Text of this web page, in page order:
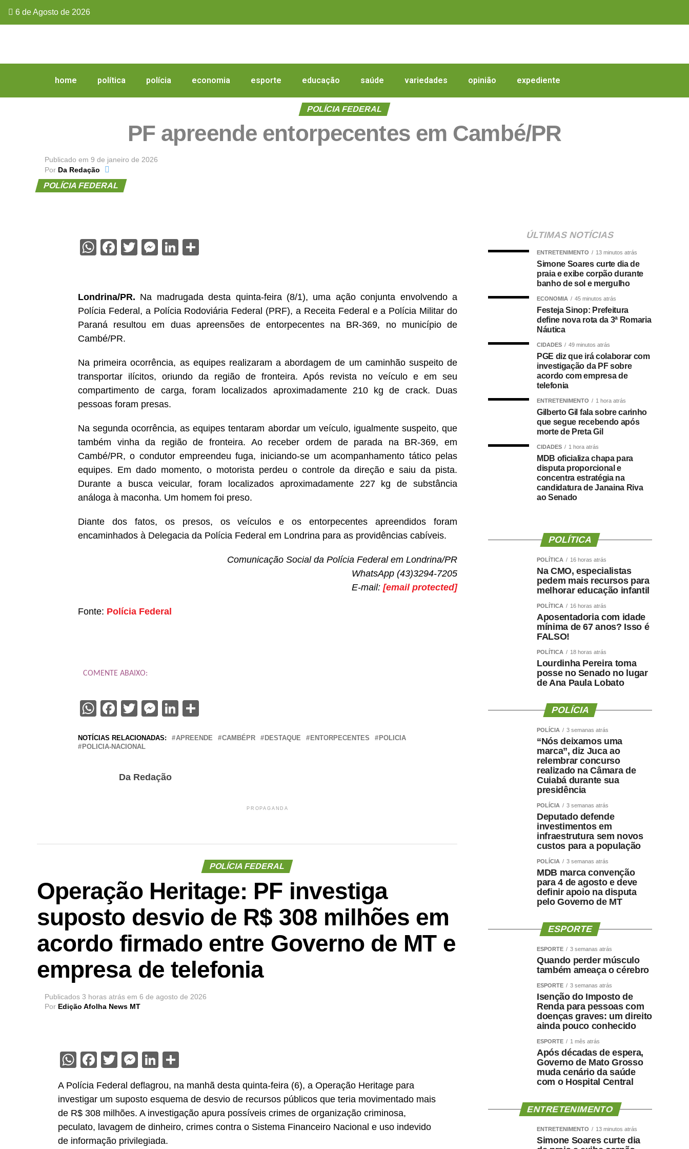
6 de Agosto de 2026
home política polícia economia esporte educação saúde variedades opinião expediente
POLÍCIA FEDERAL
PF apreende entorpecentes em Cambé/PR
Publicado em 9 de janeiro de 2026
Por Da Redação
POLÍCIA FEDERAL
WhatsApp
Facebook
Twitter
Messenger
LinkedIn
Londrina/PR. Na madrugada desta quinta-feira (8/1), uma ação conjunta envolvendo a
Polícia Federal, a Polícia Rodoviária Federal (PRF), a Receita Federal e a Polícia Militar do
Paraná resultou em duas apreensões de entorpecentes na BR-369, no município de
Cambé/PR.
Na primeira ocorrência, as equipes realizaram a abordagem de um caminhão suspeito de
transportar ilícitos, oriundo da região de fronteira. Após revista no veículo e em seu
compartimento de carga, foram localizados aproximadamente 210 kg de crack. Duas
pessoas foram presas.
Na segunda ocorrência, as equipes tentaram abordar um veículo, igualmente suspeito, que
também vinha da região de fronteira. Ao receber ordem de parada na BR-369, em
Cambé/PR, o condutor empreendeu fuga, iniciando-se um acompanhamento tático pelas
equipes. Em dado momento, o motorista perdeu o controle da direção e saiu da pista.
Durante a busca veicular, foram localizados aproximadamente 227 kg de substância
análoga à maconha. Um homem foi preso.
Diante dos fatos, os presos, os veículos e os entorpecentes apreendidos foram
encaminhados à Delegacia da Polícia Federal em Londrina para as providências cabíveis.
Comunicação Social da Polícia Federal em Londrina/PR
WhatsApp (43)3294-7205
E-mail: [email protected]
Fonte: Polícia Federal
COMENTE ABAIXO:
WhatsApp
Facebook
Twitter
Messenger
LinkedIn
NOTÍCIAS RELACIONADAS: APREENDE CAMBÉPR DESTAQUE ENTORPECENTES
POLICIA
POLICIA-NACIONAL
Da Redação
PROPAGANDA
POLÍCIA FEDERAL
Operação Heritage: PF investiga
suposto desvio de R$ 308 milhões em
acordo firmado entre Governo de MT e
empresa de telefonia
Publicados 3 horas atrás em 6 de agosto de 2026
Por Edição Afolha News MT
WhatsApp
Facebook
Twitter
Messenger
LinkedIn
A Polícia Federal deflagrou, na manhã desta quinta-feira (6), a Operação Heritage para
investigar um suposto esquema de desvio de recursos públicos que teria movimentado mais
de R$ 308 milhões. A investigação apura possíveis crimes de organização criminosa,
peculato, lavagem de dinheiro, crimes contra o Sistema Financeiro Nacional e uso indevido
de informação privilegiada.
ÚLTIMAS NOTÍCIAS
ENTRETENIMENTO 13 minutos atrás
Simone Soares curte dia de
praia e exibe corpão durante
banho de sol e mergulho
ECONOMIA 45 minutos atrás
Festeja Sinop: Prefeitura
define nova rota da 3ª Romaria
Náutica
CIDADES 49 minutos atrás
PGE diz que irá colaborar com
investigação da PF sobre
acordo com empresa de
telefonia
ENTRETENIMENTO 1 hora atrás
Gilberto Gil fala sobre carinho
que segue recebendo após
morte de Preta Gil
CIDADES 1 hora atrás
MDB oficializa chapa para
disputa proporcional e
concentra estratégia na
candidatura de Janaina Riva
ao Senado
POLÍTICA
POLÍTICA 16 horas atrás
Na CMO, especialistas
pedem mais recursos para
melhorar educação infantil
POLÍTICA 16 horas atrás
Aposentadoria com idade
mínima de 67 anos? Isso é
FALSO!
POLÍTICA 18 horas atrás
Lourdinha Pereira toma
posse no Senado no lugar
de Ana Paula Lobato
POLÍCIA
POLÍCIA 3 semanas atrás
“Nós deixamos uma
marca”, diz Juca ao
relembrar concurso
realizado na Câmara de
Cuiabá durante sua
presidência
POLÍCIA 3 semanas atrás
Deputado defende
investimentos em
infraestrutura sem novos
custos para a população
POLÍCIA 3 semanas atrás
MDB marca convenção
para 4 de agosto e deve
definir apoio na disputa
pelo Governo de MT
ESPORTE
ESPORTE 3 semanas atrás
Quando perder músculo
também ameaça o cérebro
ESPORTE 3 semanas atrás
Isenção do Imposto de
Renda para pessoas com
doenças graves: um direito
ainda pouco conhecido
ESPORTE 1 mês atrás
Após décadas de espera,
Governo de Mato Grosso
muda cenário da saúde
com o Hospital Central
ENTRETENIMENTO
ENTRETENIMENTO 13 minutos atrás
Simone Soares curte dia